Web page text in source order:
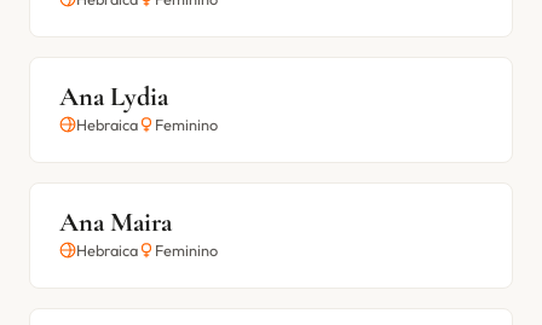
Ana Lydia
Hebraica Feminino
Ana Maira
Hebraica Feminino